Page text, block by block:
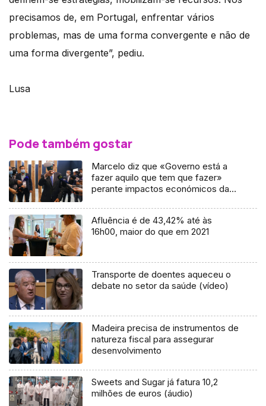
precisamos de, em Portugal, enfrentar vários
problemas, mas de uma forma convergente e não de
uma forma divergente”, pediu.
Lusa
Pode também gostar
Marcelo diz que «Governo está a
fazer aquilo que tem que fazer»
perante impactos económicos da
Afluência é de 43,42% até às
16h00, maior do que em 2021
Transporte de doentes aqueceu o
debate no setor da saúde (vídeo)
Madeira precisa de instrumentos de
natureza fiscal para assegurar
desenvolvimento
Sweets and Sugar já fatura 10,2
milhões de euros (áudio)